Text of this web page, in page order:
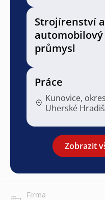
Strojírenství a
automobilový
průmysl
Práce
Kunovice, okres
Uherské
Zobrazit
Firma